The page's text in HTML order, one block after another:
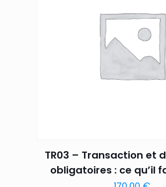
TR03 – Transaction et
obligatoires : ce qu’il